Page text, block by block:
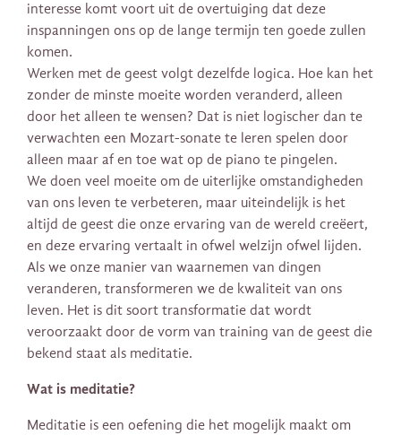
interesse komt voort uit de overtuiging dat deze
inspanningen ons op de lange termijn ten goede zullen
komen.
Werken met de geest volgt dezelfde logica. Hoe kan het
zonder de minste moeite worden veranderd, alleen
door het alleen te wensen? Dat is niet logischer dan te
verwachten een Mozart-sonate te leren spelen door
alleen maar af en toe wat op de piano te pingelen.
We doen veel moeite om de uiterlijke omstandigheden
van ons leven te verbeteren, maar uiteindelijk is het
altijd de geest die onze ervaring van de wereld creëert,
en deze ervaring vertaalt in ofwel welzijn ofwel lijden.
Als we onze manier van waarnemen van dingen
veranderen, transformeren we de kwaliteit van ons
leven. Het is dit soort transformatie dat wordt
veroorzaakt door de vorm van training van de geest die
bekend staat als meditatie.
Wat is meditatie?
Meditatie is een oefening die het mogelijk maakt om